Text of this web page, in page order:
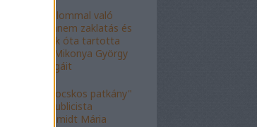
"Ez nem hatalommal való
visszaélés, hanem zaklatás és
erőszak": évek óta tartotta
rettegésben Mikonya György
dékán a kollégáit
"Figyelj, te mocskos patkány"
- a fideszes publicista
nekiesett Schmidt Mária